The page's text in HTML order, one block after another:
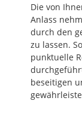
Die von
Anlass
durch den
zu lassen.
punktuelle
beseitigen